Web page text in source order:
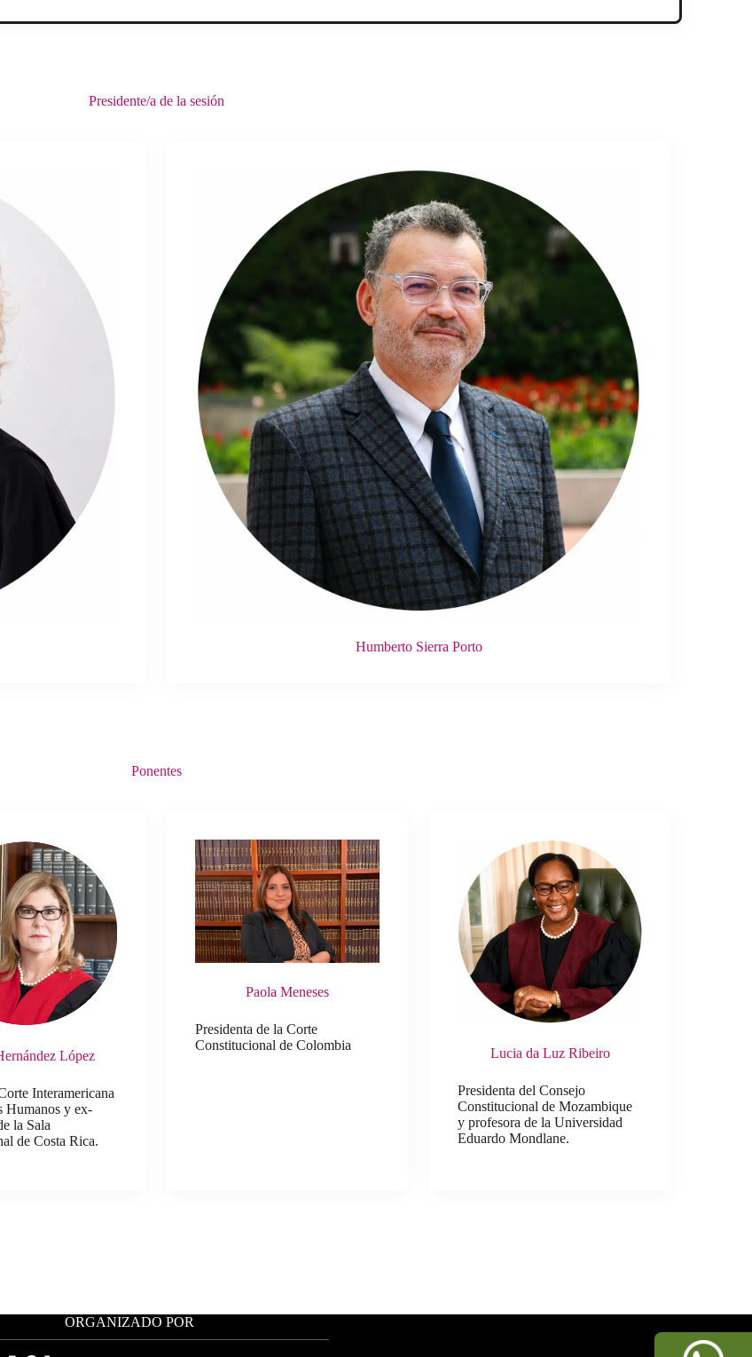
Presidente/a de la sesión
Humberto Sierra Porto
Ponentes
López
Interamericana
Humanos y ex-
la Sala
de Costa Rica.
Paola Meneses
Presidenta de la Corte
Constitucional de Colombia
Lucia da Luz Ribeiro
Presidenta del Consejo
Constitucional de Mozambique
y profesora de la Universidad
Eduardo Mondlane.
ORGANIZADO POR